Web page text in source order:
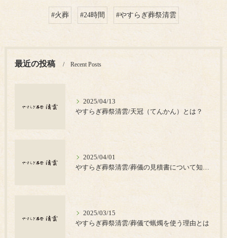
#火葬 #24時間 #やすらぎ葬祭清雲
最近の投稿 Recent Posts
2025/04/13
やすらぎ葬祭清雲/天冠（てんかん）とは？
2025/04/01
やすらぎ葬祭清雲/葬儀の見積書について知っておきたいポイント
2025/03/15
やすらぎ葬祭清雲/葬儀で蝋燭を使う理由とは